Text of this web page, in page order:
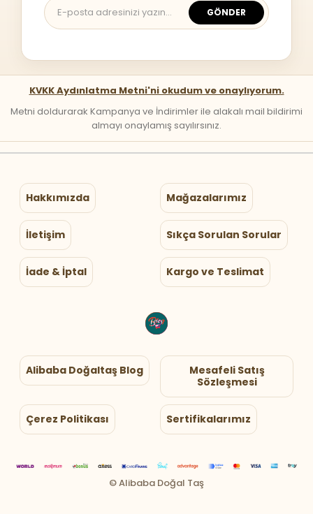
GÖNDER
KVKK Aydınlatma Metni'ni okudum ve onaylıyorum.
Metni doldurarak Kampanya ve İndirimler ile alakalı mail bildirimi
almayı onaylamış sayılırsınız.
Hakkımızda Mağazalarımız
İletişim Sıkça Sorulan Sorular
İade & İptal Kargo ve Teslimat
Alibaba Doğaltaş Blog
Mesafeli Satış
Sözleşmesi
Çerez Politikası Sertifikalarımız